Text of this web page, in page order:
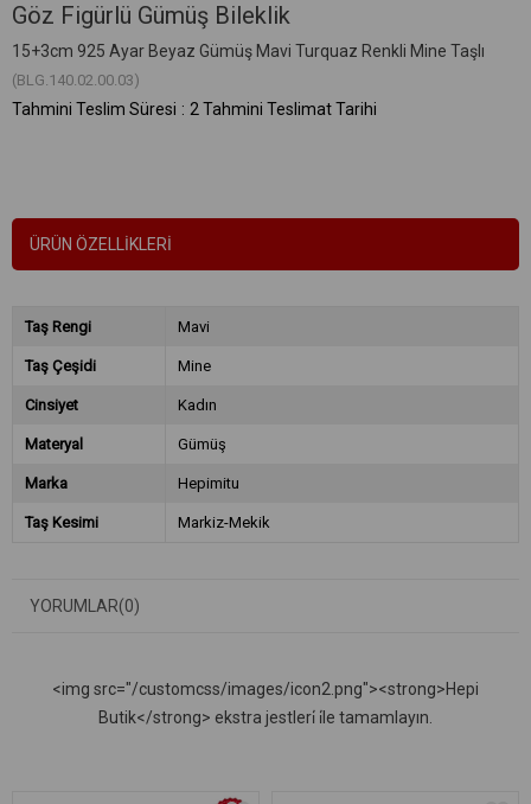
Göz Figürlü Gümüş Bileklik
15+3cm 925 Ayar Beyaz Gümüş Mavi Turquaz Renkli Mine Taşlı
(BLG.140.02.00.03)
Tahmini Teslim Süresi : 2 Tahmini Teslimat Tarihi
ÜRÜN ÖZELLIKLERI
Taş Rengi Mavi
Taş Çeşidi Mine
Cinsiyet Kadın
Materyal Gümüş
Marka Hepimitu
Taş Kesimi Markiz-Mekik
YORUMLAR(0)
<img src="/customcss/images/icon2.png"><strong>Hepi
Butik</strong> ekstra jestleri̇ i̇le tamamlayın.